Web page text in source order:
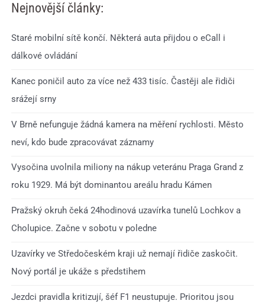
Nejnovější články:
Staré mobilní sítě končí. Některá auta přijdou o eCall i
dálkové ovládání
Kanec poničil auto za více než 433 tisíc. Častěji ale řidiči
srážejí srny
V Brně nefunguje žádná kamera na měření rychlosti. Město
neví, kdo bude zpracovávat záznamy
Vysočina uvolnila miliony na nákup veteránu Praga Grand z
roku 1929. Má být dominantou areálu hradu Kámen
Pražský okruh čeká 24hodinová uzavírka tunelů Lochkov a
Cholupice. Začne v sobotu v poledne
Uzavírky ve Středočeském kraji už nemají řidiče zaskočit.
Nový portál je ukáže s předstihem
Jezdci pravidla kritizují, šéf F1 neustupuje. Prioritou jsou